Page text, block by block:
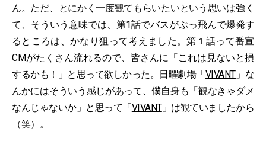
ん。ただ、とにかく一度観てもらいたいという思いは強く
て、そういう意味では、第1話でバスがぶっ飛んで爆発す
るところは、かなり狙って考えました。第１話って番宣
CMがたくさん流れるので、皆さんに「これは見ないと損
するかも！」と思って欲しかった。日曜劇場「VIVANT」な
んかにはそういう感じがあって、僕自身も「観なきゃダメ
なんじゃないか」と思って「VIVANT」は観ていましたから
（笑）。